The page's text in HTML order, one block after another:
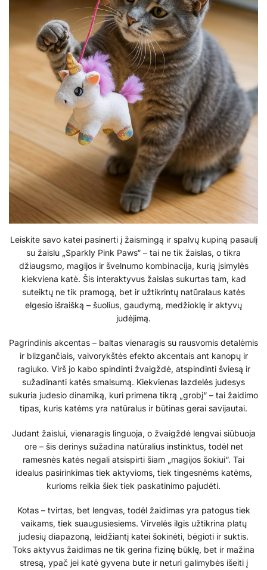
Leiskite savo katei pasinerti į žaismingą ir spalvų kupiną pasaulį
su žaislu „Sparkly Pink Paws“ – tai ne tik žaislas, o tikra
džiaugsmo, magijos ir švelnumo kombinacija, kurią įsimylės
kiekviena katė. Šis interaktyvus žaislas sukurtas tam, kad
suteiktų ne tik pramogą, bet ir užtikrintų natūralaus katės
elgesio išraišką – šuolius, gaudymą, medžioklę ir aktyvų
judėjimą.
Pagrindinis akcentas – baltas vienaragis su rausvomis detalėmis
ir blizgančiais, vaivorykštės efekto akcentais ant kanopų ir
ragiuko. Virš jo kabo spindinti žvaigždė, atspindinti šviesą ir
sužadinanti katės smalsumą. Kiekvienas lazdelės judesys
sukuria judesio dinamiką, kuri primena tikrą „grobį“ – tai žaidimo
tipas, kuris katėms yra natūralus ir būtinas gerai savijautai.
Judant žaislui, vienaragis linguoja, o žvaigždė lengvai siūbuoja
ore – šis derinys sužadina natūralius instinktus, todėl net
ramesnės katės negali atsispirti šiam „magijos šokiui“. Tai
idealus pasirinkimas tiek aktyvioms, tiek tingesnėms katėms,
kurioms reikia šiek tiek paskatinimo pajudėti.
Kotas – tvirtas, bet lengvas, todėl žaidimas yra patogus tiek
vaikams, tiek suaugusiesiems. Virvelės ilgis užtikrina platų
judesių diapazoną, leidžiantį katei šokinėti, bėgioti ir suktis.
Toks aktyvus žaidimas ne tik gerina fizinę būklę, bet ir mažina
stresą, ypač jei katė gyvena bute ir neturi galimybės išeiti į